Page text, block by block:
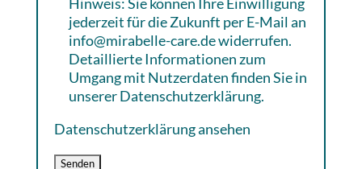
jederzeit für die Zukunft per E-Mail an
info@mirabelle-care.de widerrufen.
Detaillierte Informationen zum
Umgang mit Nutzerdaten finden Sie in
unserer Datenschutzerklärung.
Datenschutzerklärung ansehen